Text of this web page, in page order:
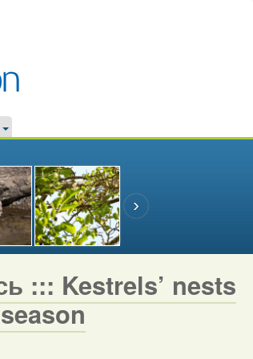
::: Kestrels’ nests